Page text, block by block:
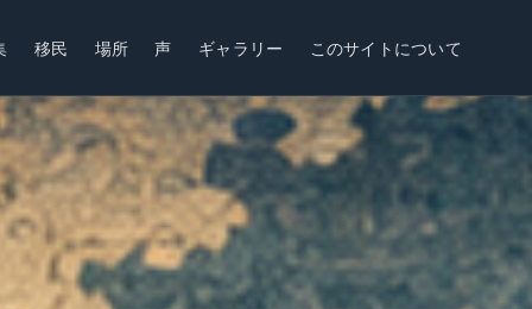
移民 場所 声 ギャラリー このサイトについて